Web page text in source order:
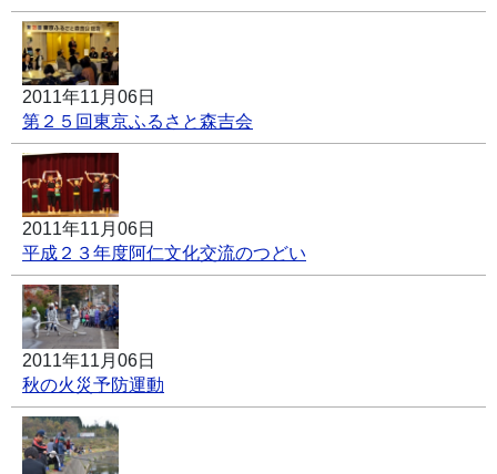
2011年11月06日
第２５回東京ふるさと森吉会
2011年11月06日
平成２３年度阿仁文化交流のつどい
2011年11月06日
秋の火災予防運動